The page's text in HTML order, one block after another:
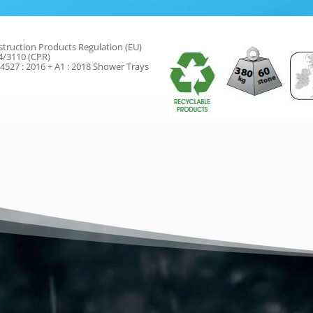
Products Regulation (EU)
3110 (CPR)
: 2016 + A1 : 2018 Shower Trays